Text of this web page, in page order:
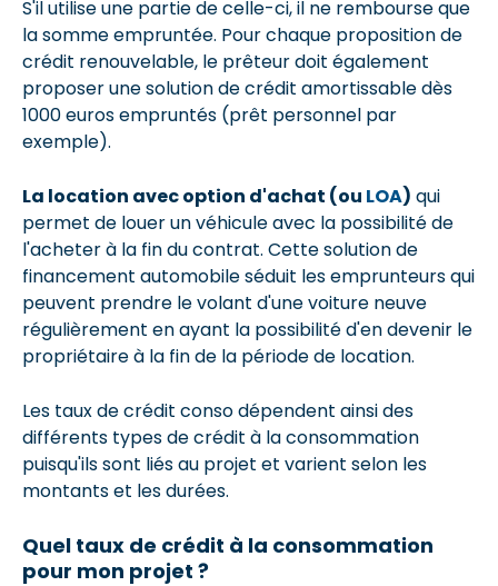
S'il utilise une partie de celle-ci, il ne rembourse que
la somme empruntée. Pour chaque proposition de
crédit renouvelable, le prêteur doit également
proposer une solution de crédit amortissable dès
1000 euros empruntés (prêt personnel par
exemple).
La location avec option d'achat (ou LOA) qui
permet de louer un véhicule avec la possibilité de
l'acheter à la fin du contrat. Cette solution de
financement automobile séduit les emprunteurs qui
peuvent prendre le volant d'une voiture neuve
régulièrement en ayant la possibilité d'en devenir le
propriétaire à la fin de la période de location.
Les taux de crédit conso dépendent ainsi des
différents types de crédit à la consommation
puisqu'ils sont liés au projet et varient selon les
montants et les durées.
Quel taux de crédit à la consommation
pour mon projet ?